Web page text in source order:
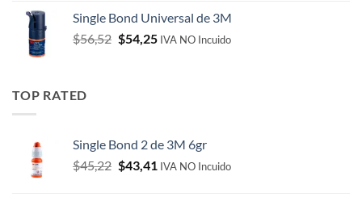
$110,00.$98,00.
Single Bond Universal de 3M
$56,52 Original
$54,25Current
IVA NO Incuido
TOP RATED
Single Bond 2 de 3M 6gr
$45,22 Original
$43,41 Current
IVA NO Incuido